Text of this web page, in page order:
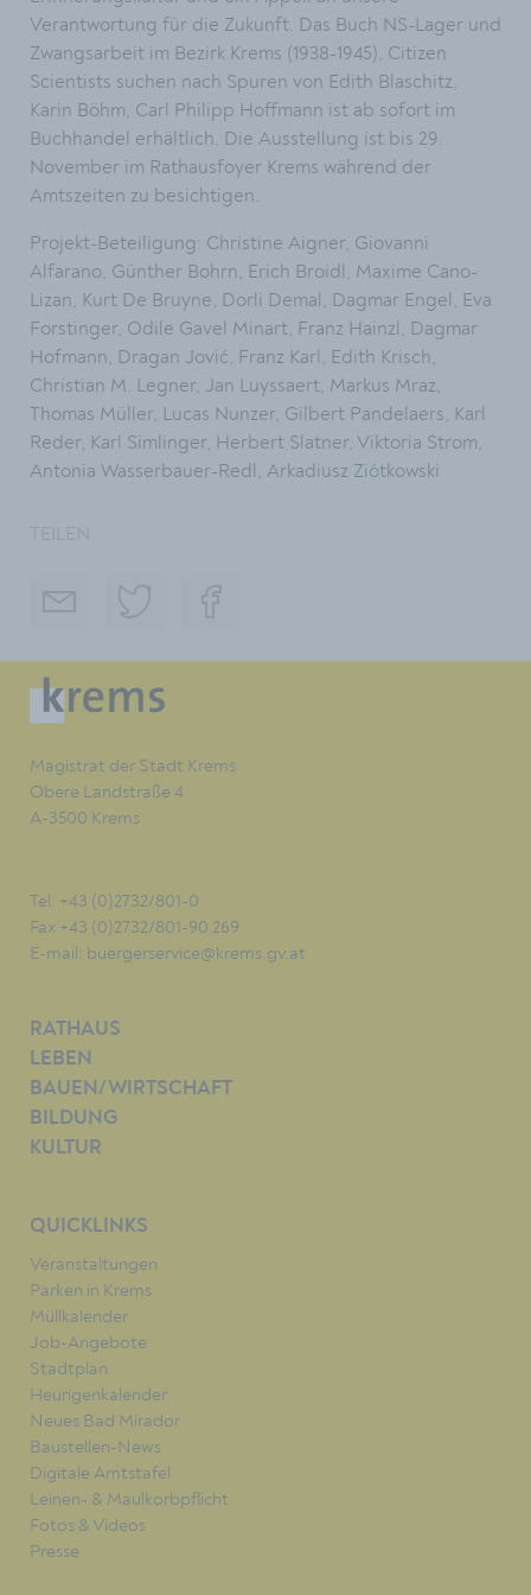
Verantwortung für die Zukunft. Das Buch NS-Lager und
Zwangsarbeit im Bezirk Krems (1938-1945), Citizen
Scientists suchen nach Spuren von Edith Blaschitz,
Karin Böhm, Carl Philipp Hoffmann ist ab sofort im
Buchhandel erhältlich. Die Ausstellung ist bis 29.
November im Rathausfoyer Krems während der
Amtszeiten zu besichtigen.
Projekt-Beteiligung: Christine Aigner, Giovanni
Alfarano, Günther Bohrn, Erich Broidl, Maxime Cano-
Lizan, Kurt De Bruyne, Dorli Demal, Dagmar Engel, Eva
Forstinger, Odile Gavel Minart, Franz Hainzl, Dagmar
Hofmann, Dragan Jović, Franz Karl, Edith Krisch,
Christian M. Legner, Jan Luyssaert, Markus Mraz,
Thomas Müller, Lucas Nunzer, Gilbert Pandelaers, Karl
Reder, Karl Simlinger, Herbert Slatner, Viktoria Strom,
Antonia Wasserbauer-Redl, Arkadiusz Ziótkowski
Magistrat der Stadt Krems
Obere Landstraße 4
A-3500 Krems
Tel. +43 (0)2732/801-0
Fax +43 (0)2732/801-90 269
E-mail: buergerservice@krems.gv.at
RATHAUS
LEBEN
BAUEN/WIRTSCHAFT
BILDUNG
KULTUR
QUICKLINKS
Veranstaltungen
Parken in Krems
Müllkalender
Job-Angebote
Stadtplan
Heurigenkalender
Neues Bad Mirador
Baustellen-News
Digitale Amtstafel
Leinen- & Maulkorbpflicht
Fotos & Videos
Presse